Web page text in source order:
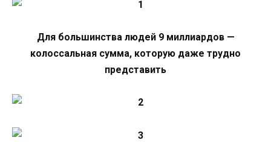
Для большинства людей 9 миллиардов —
колоссальная сумма, которую даже трудно
представить